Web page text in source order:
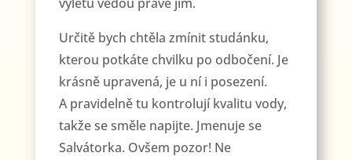
výletu vedou právě jím.
Určitě bych chtěla zmínit studánku,
kterou potkáte chvilku po odbočení. Je
krásně upravená, je u ní i posezení.
A pravidelně tu kontrolují kvalitu vody,
takže se směle napijte. Jmenuje se
Salvátorka. Ovšem pozor! Ne